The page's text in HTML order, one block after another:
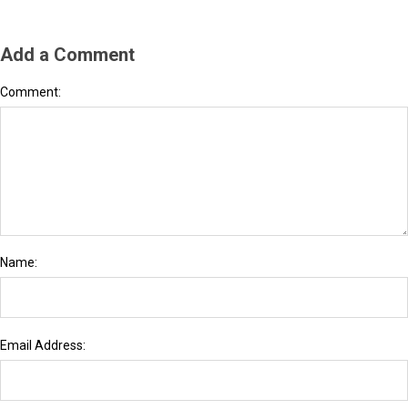
Add a Comment
Comment:
Name:
Email Address: